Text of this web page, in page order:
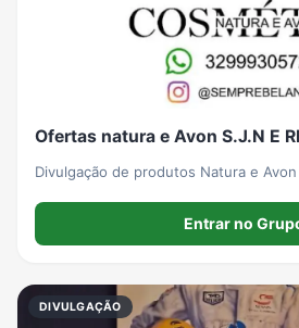
Ofertas natura e Avon S.J.N E
Divulgação de produtos Natura e Avon
Entrar no
DIVULGAÇÃO